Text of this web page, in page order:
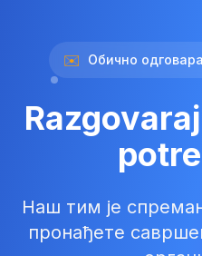
✉️ Обично
Наш тим је
пронађете